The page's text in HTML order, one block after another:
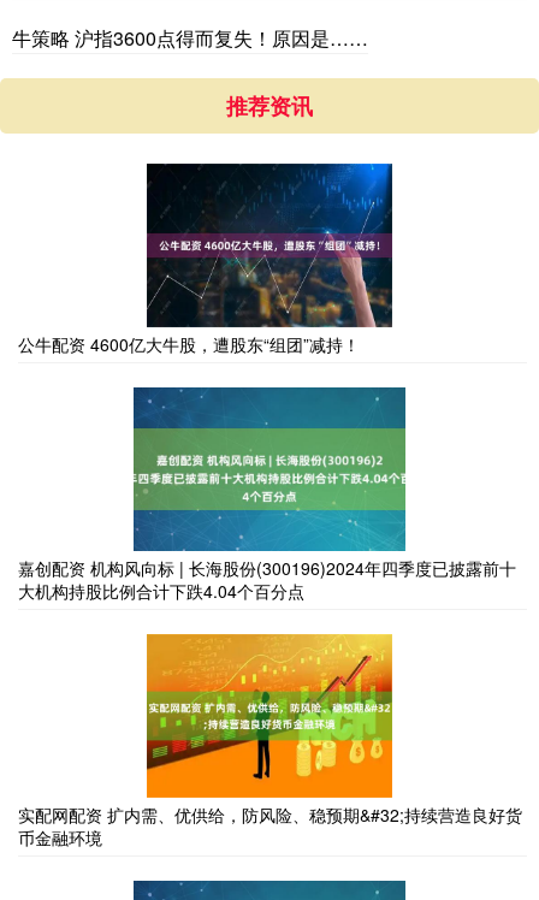
牛策略 沪指3600点得而复失！原因是……
推荐资讯
公牛配资 4600亿大牛股，遭股东“组团”减持！
嘉创配资 机构风向标 | 长海股份(300196)2024年四季度已披露前十
大机构持股比例合计下跌4.04个百分点
实配网配资 扩内需、优供给，防风险、稳预期&#32;持续营造良好货
币金融环境